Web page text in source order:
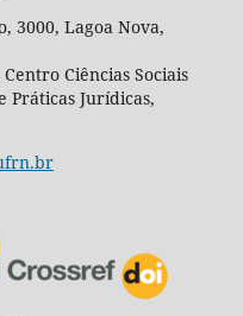
3000, Lagoa Nova,
Ciências Sociais
Práticas Jurídicas,